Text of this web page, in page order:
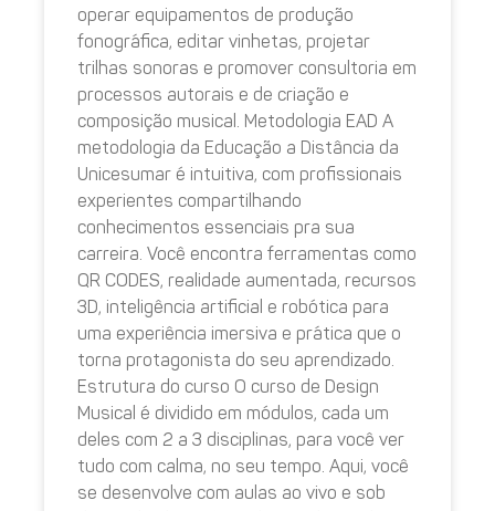
operar equipamentos de produção
fonográfica, editar vinhetas, projetar
trilhas sonoras e promover consultoria em
processos autorais e de criação e
composição musical. Metodologia EAD A
metodologia da Educação a Distância da
Unicesumar é intuitiva, com profissionais
experientes compartilhando
conhecimentos essenciais pra sua
carreira. Você encontra ferramentas como
QR CODES, realidade aumentada, recursos
3D, inteligência artificial e robótica para
uma experiência imersiva e prática que o
torna protagonista do seu aprendizado.
Estrutura do curso O curso de Design
Musical é dividido em módulos, cada um
deles com 2 a 3 disciplinas, para você ver
tudo com calma, no seu tempo. Aqui, você
se desenvolve com aulas ao vivo e sob